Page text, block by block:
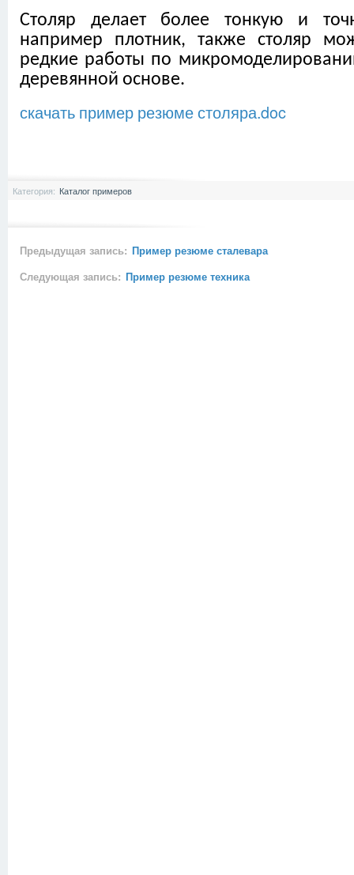
Столяр делает более тонкую и
например плотник, также столяр
редкие работы по
деревянной основе.
скачать пример резюме столяра.doc
Категория: Каталог примеров
Предыдущая запись: Пример резюме сталевара
Следующая запись: Пример резюме техника